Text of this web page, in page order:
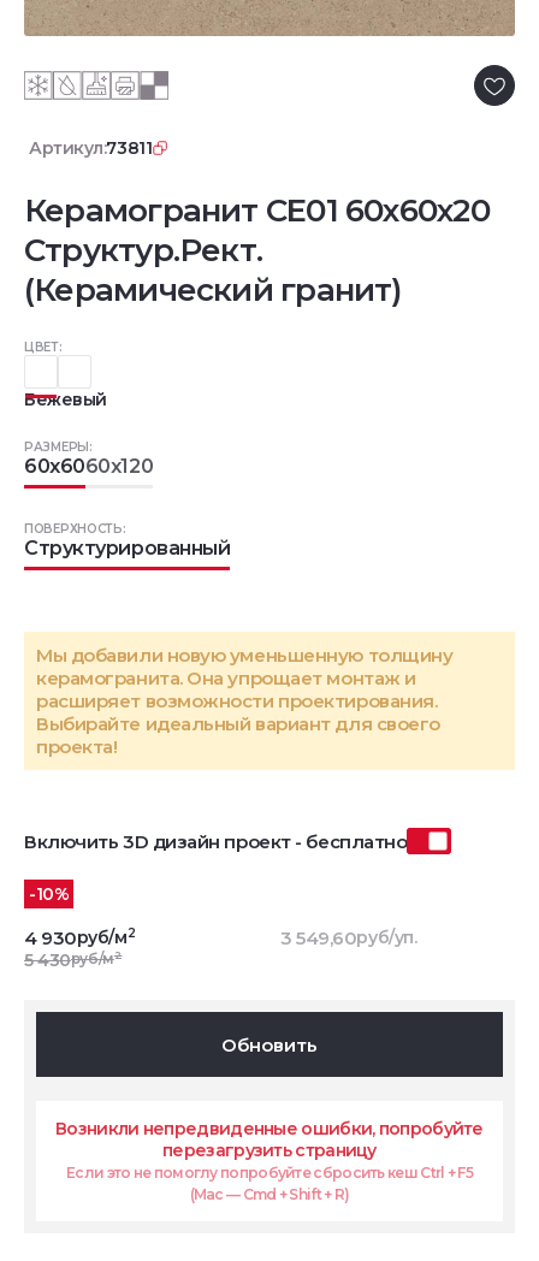
Артикул:73811
Керамогранит CE01 60x60x20
Структур.Рект.
(Керамический гранит)
ЦВЕТ:
Бежевый
РАЗМЕРЫ:
60x6060x120
ПОВЕРХНОСТЬ:
Структурированный
Мы добавили новую уменьшенную толщину
керамогранита. Она упрощает монтаж и
расширяет возможности проектирования.
Выбирайте идеальный вариант для своего
проекта!
Включить 3D дизайн проект - бесплатно
-10%
4 930руб/м2
5 430руб/м2
3 549,60руб/уп.
Обновить
Возникли непредвиденные ошибки, попробуйте
перезагрузить страницу
Если это не помоглу попробуйте сбросить кеш Ctrl + F5
(Mac — Cmd + Shift + R)